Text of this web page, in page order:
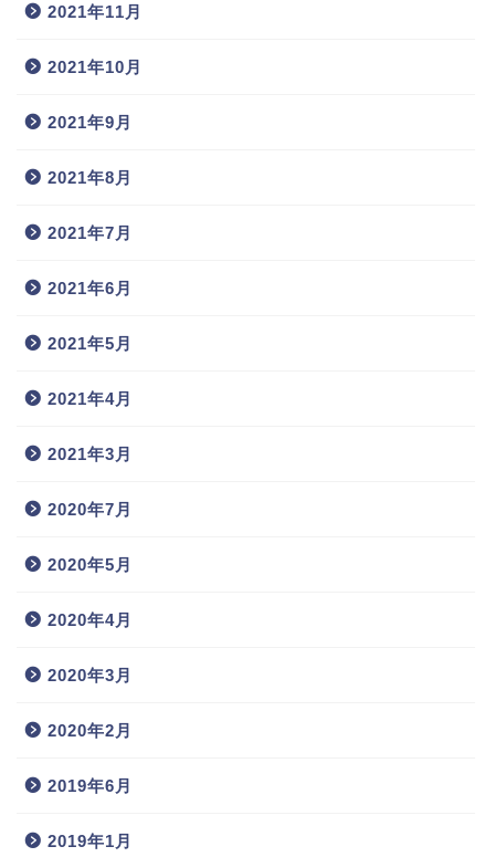
2021年11月
2021年10月
2021年9月
2021年8月
2021年7月
2021年6月
2021年5月
2021年4月
2021年3月
2020年7月
2020年5月
2020年4月
2020年3月
2020年2月
2019年6月
2019年1月